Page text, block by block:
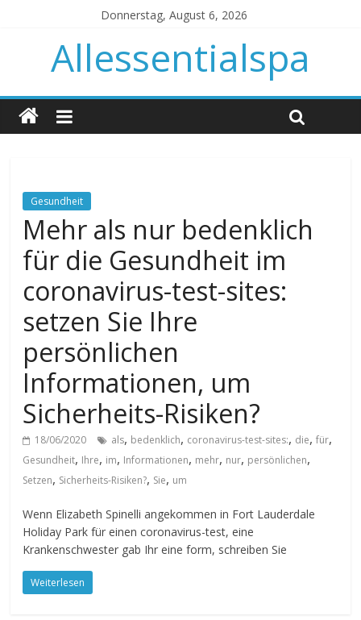
Donnerstag, August 6, 2026
Allessentialspa
Gesundheit
Mehr als nur bedenklich
für die Gesundheit im
coronavirus-test-sites:
setzen Sie Ihre
persönlichen
Informationen, um
Sicherheits-Risiken?
18/06/2020 als, bedenklich, coronavirus-test-sites:, die,für,
Gesundheit, Ihre, im, Informationen, mehr, nur, persönlichen,
Setzen, Sicherheits-Risiken?, Sie, um
Wenn Elizabeth Spinelli angekommen in Fort Lauderdale
Holiday Park für einen coronavirus-test, eine
Krankenschwester gab Ihr eine form, schreiben Sie
Weiterlesen